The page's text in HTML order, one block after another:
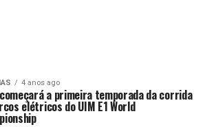
4 anos ago
a primeira temporada da corrida
elétricos do UIM E1 World